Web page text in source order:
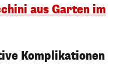
aus Garten im
Komplikationen